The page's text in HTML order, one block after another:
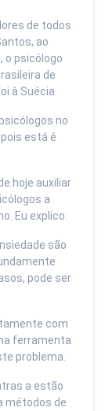
de todos
ao
o psicólogo
de
à Suécia.
no
está é
hoje auxiliar
a
Eu explico:
são
pode ser
com
ferramenta
problema.
a estão
métodos de